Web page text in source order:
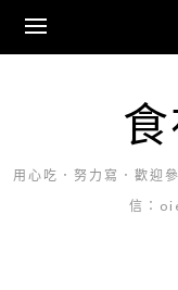
content
用心吃．努力寫．歡迎
信：